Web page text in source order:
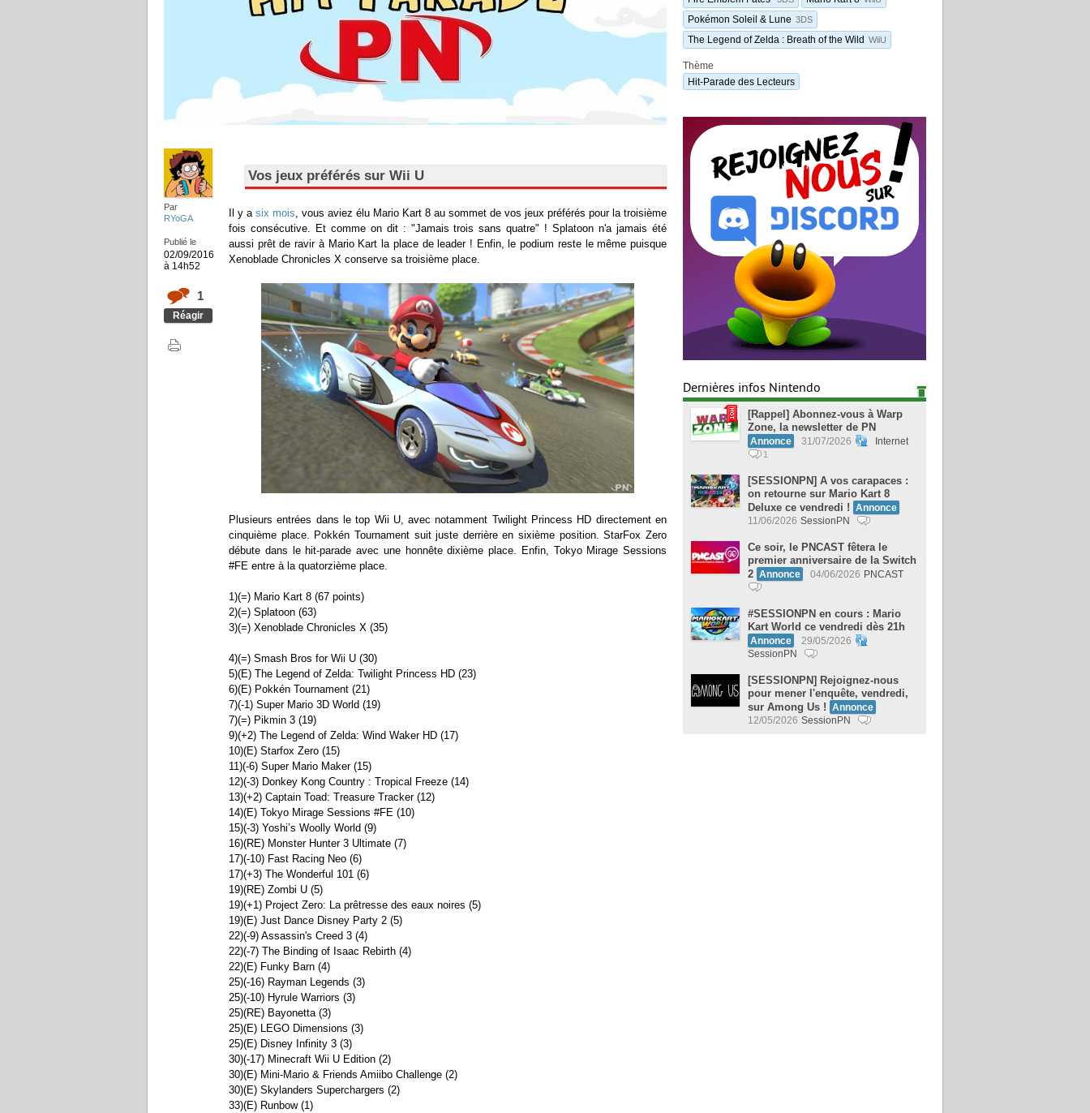
Par
RYoGA
Publié le
02/09/2016
à 14h52
1
Réagir
Vos jeux préférés sur Wii U
Il y a six mois, vous aviez élu Mario Kart 8 au sommet de vos jeux préférés pour la troisième
fois consécutive. Et comme on dit : "Jamais trois sans quatre" ! Splatoon n'a jamais été
aussi prêt de ravir à Mario Kart la place de leader ! Enfin, le podium reste le même puisque
Xenoblade Chronicles X conserve sa troisième place.
Plusieurs entrées dans le top Wii U, avec notamment Twilight Princess HD directement en
cinquième place. Pokkén Tournament suit juste derrière en sixième position. StarFox Zero
débute dans le hit-parade avec une honnête dixième place. Enfin, Tokyo Mirage Sessions
#FE entre à la quatorzième place.
1)(=) Mario Kart 8 (67 points)
2)(=) Splatoon (63)
3)(=) Xenoblade Chronicles X (35)
4)(=) Smash Bros for Wii U (30)
5)(E) The Legend of Zelda: Twilight Princess HD (23)
6)(E) Pokkén Tournament (21)
7)(-1) Super Mario 3D World (19)
7)(=) Pikmin 3 (19)
9)(+2) The Legend of Zelda: Wind Waker HD (17)
10)(E) Starfox Zero (15)
11)(-6) Super Mario Maker (15)
12)(-3) Donkey Kong Country : Tropical Freeze (14)
13)(+2) Captain Toad: Treasure Tracker (12)
14)(E) Tokyo Mirage Sessions #FE (10)
15)(-3) Yoshi’s Woolly World (9)
16)(RE) Monster Hunter 3 Ultimate (7)
17)(-10) Fast Racing Neo (6)
17)(+3) The Wonderful 101 (6)
19)(RE) Zombi U (5)
19)(+1) Project Zero: La prêtresse des eaux noires (5)
19)(E) Just Dance Disney Party 2 (5)
22)(-9) Assassin's Creed 3 (4)
22)(-7) The Binding of Isaac Rebirth (4)
22)(E) Funky Barn (4)
25)(-16) Rayman Legends (3)
25)(-10) Hyrule Warriors (3)
25)(RE) Bayonetta (3)
25)(E) LEGO Dimensions (3)
25)(E) Disney Infinity 3 (3)
30)(-17) Minecraft Wii U Edition (2)
30)(E) Mini-Mario & Friends Amiibo Challenge (2)
30)(E) Skylanders Superchargers (2)
33)(E) Runbow (1)
Pokémon Soleil & Lune 3DS
The Legend of Zelda : Breath of the Wild WiiU
Thème
Hit-Parade des Lecteurs
Dernières infos Nintendo
[Rappel] Abonnez-vous à Warp
Zone, la newsletter de PN
Annonce 31/07/2026 Internet
1
[SESSIONPN] A vos carapaces :
on retourne sur Mario Kart 8
Deluxe ce vendredi !
Annonce
11/06/2026 SessionPN
Ce soir, le PNCAST fêtera le
premier anniversaire de la Switch
2 Annonce 04/06/2026 PNCAST
#SESSIONPN en cours : Mario
Kart World ce vendredi dès 21h
Annonce
29/05/2026
SessionPN
[SESSIONPN] Rejoignez-nous
pour mener l'enquête, vendredi,
sur Among Us !
Annonce
12/05/2026 SessionPN